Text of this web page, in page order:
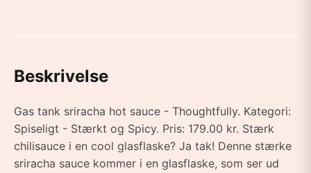
Beskrivelse
Gas tank sriracha hot sauce - Thoughtfully. Kategori:
Spiseligt - Stærkt og Spicy. Pris: 179.00 kr. Stærk
chilisauce i en cool glasflaske? Ja tak! Denne stærke
sriracha sauce kommer i en glasflaske, som ser ud